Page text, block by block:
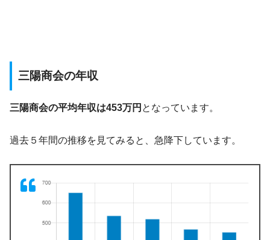
三陽商会の年収
三陽商会の平均年収は453万円 となっています。
過去５年間の推移を見てみると、急降下しています。